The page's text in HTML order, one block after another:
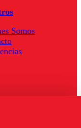
Somos